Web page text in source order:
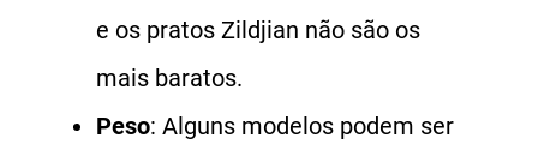
e os pratos Zildjian não são os
mais baratos.
Peso: Alguns modelos podem ser